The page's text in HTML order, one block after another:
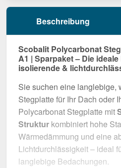
Beschreibung
Scobalit Polycarbonat
A1 | Sparpaket – Die
isolierende &
Sie suchen eine langlebige,
Stegplatte für Ihr Dach oder
Polycarbonat Stegplatte mit
Struktur kombiniert hohe
Wärmedämmung und eine
Lichtdurchlässigkeit – ideal
langlebige Bedachungen.